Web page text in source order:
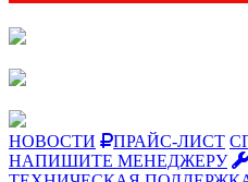
НОВОСТИ ПРАЙС-ЛИСТ
НАПИШИТЕ МЕНЕДЖЕРУ